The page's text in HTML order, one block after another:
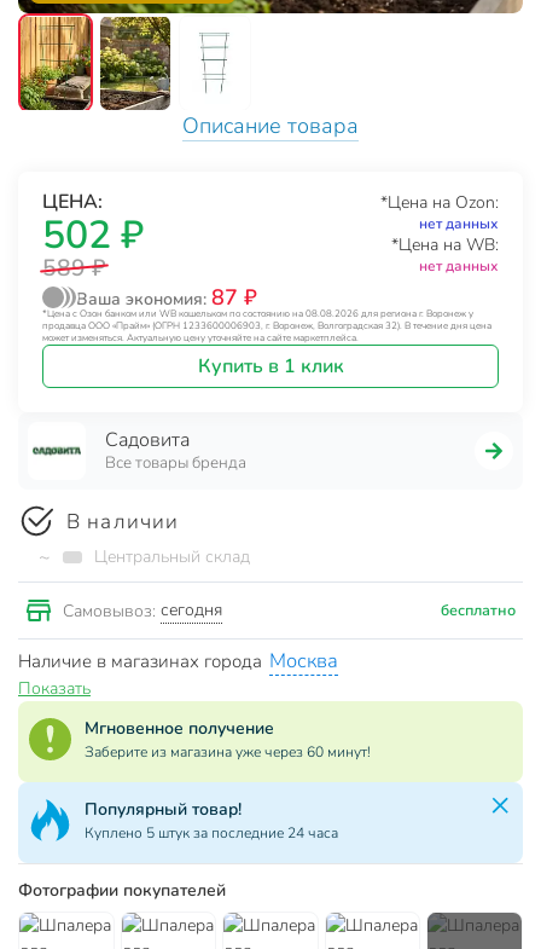
Описание товара
ЦЕНА:
502 ₽
589 ₽
*Цена на Ozon:
нет данных
*Цена на WB:
нет данных
Ваша экономия: 87 ₽
*Цена с Озон банком или WB кошельком по состоянию на 08.08.2026 для региона г. Воронеж у
продавца ООО «Прайм» (ОГРН 1233600006903, г. Воронеж, Волгоградская 32). В течение дня цена
может изменяться. Актуальную цену уточняйте на сайте маркетплейса.
Купить в 1 клик
Садовита
Все товары бренда
В наличии
~ Центральный склад
Самовывоз: сегодня бесплатно
Наличие в магазинах города Москва
Показать
Мгновенное получение
Заберите из магазина уже через 60 минут!
Популярный товар!
Куплено 5 штук за последние 24 часа
Фотографии покупателей